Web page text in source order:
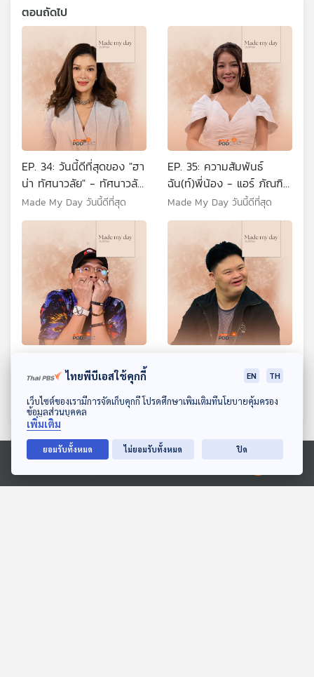
ดาวน์โหลด Thai PBS Podcast Application
Ⓒ 2020 องค์การกระจายเสียงและแพร่ภาพสาธารณะแห่งประเทศไทย
ตอนถัดไป
EP. 34: วันนี้ดีที่สุดของ "ฮา
น่า ทัศนาวลัย" - ทัศนาวลัย
จักรพงษ์
Made My Day วันนี้ดีที่สุด
EP. 35: ความสัมพันธ์
ฉัน(ท์)พี่น้อง - แอร์ ภัณฑิ
ลา
Made My Day วันนี้ดีที่สุด
พี่แจ็ค วัชรพล ฝึกใจดี
Made My Day วันนี้ดีที่สุด
ณัฐวุฒิ กีรติชัยพันธ์
Made My Day วันนี้ดีที่สุด
ตอนที่เกี่ยวข้อง
ไทยพีบีเอสใช้คุกกี้ EN TH
เว็บไซต์ของเรามีการจัดเก็บคุกกี้ โปรดศึกษาเพิ่มเติมที่นโยบายคุ้มครอง
ข้อมูลส่วนบุคคล
เพิ่มเติม
ยอมรับทั้งหมด ไม่ยอมรับทั้งหมด ปิด